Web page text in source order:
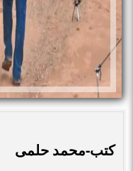
كتب-محمد حلمى